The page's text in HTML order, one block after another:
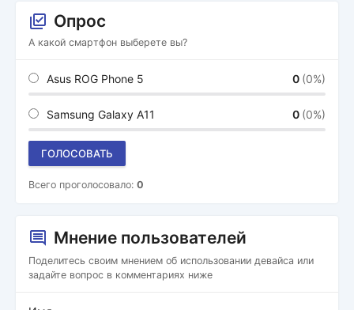
Опрос
А какой смартфон выберете вы?
Asus ROG Phone 5 0 (0%)
Samsung Galaxy A11 0 (0%)
ГОЛОСОВАТЬ
Всего проголосовало: 0
Мнение пользователей
Поделитесь своим мнением об использовании девайса или
задайте вопрос в комментариях ниже